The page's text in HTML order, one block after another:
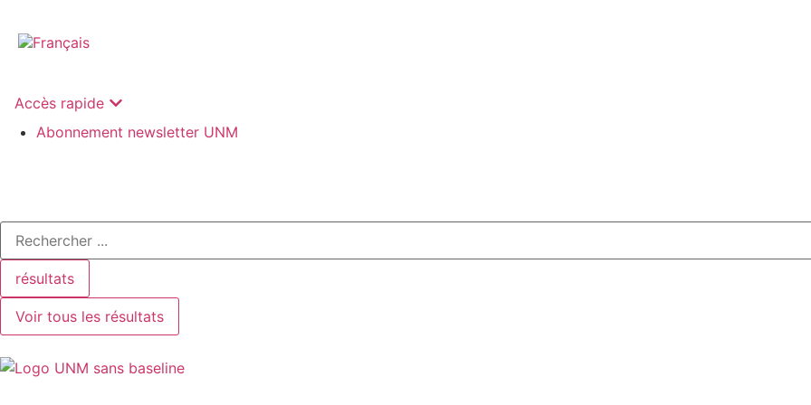
Accès rapide
Abonnement newsletter UNM
résultats
Voir tous les résultats